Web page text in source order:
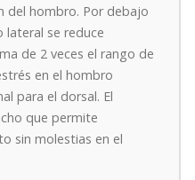
del hombro. Por debajo
lateral se reduce
de 2 veces el rango de
en el hombro
para el dorsal. El
que permite
sin molestias en el